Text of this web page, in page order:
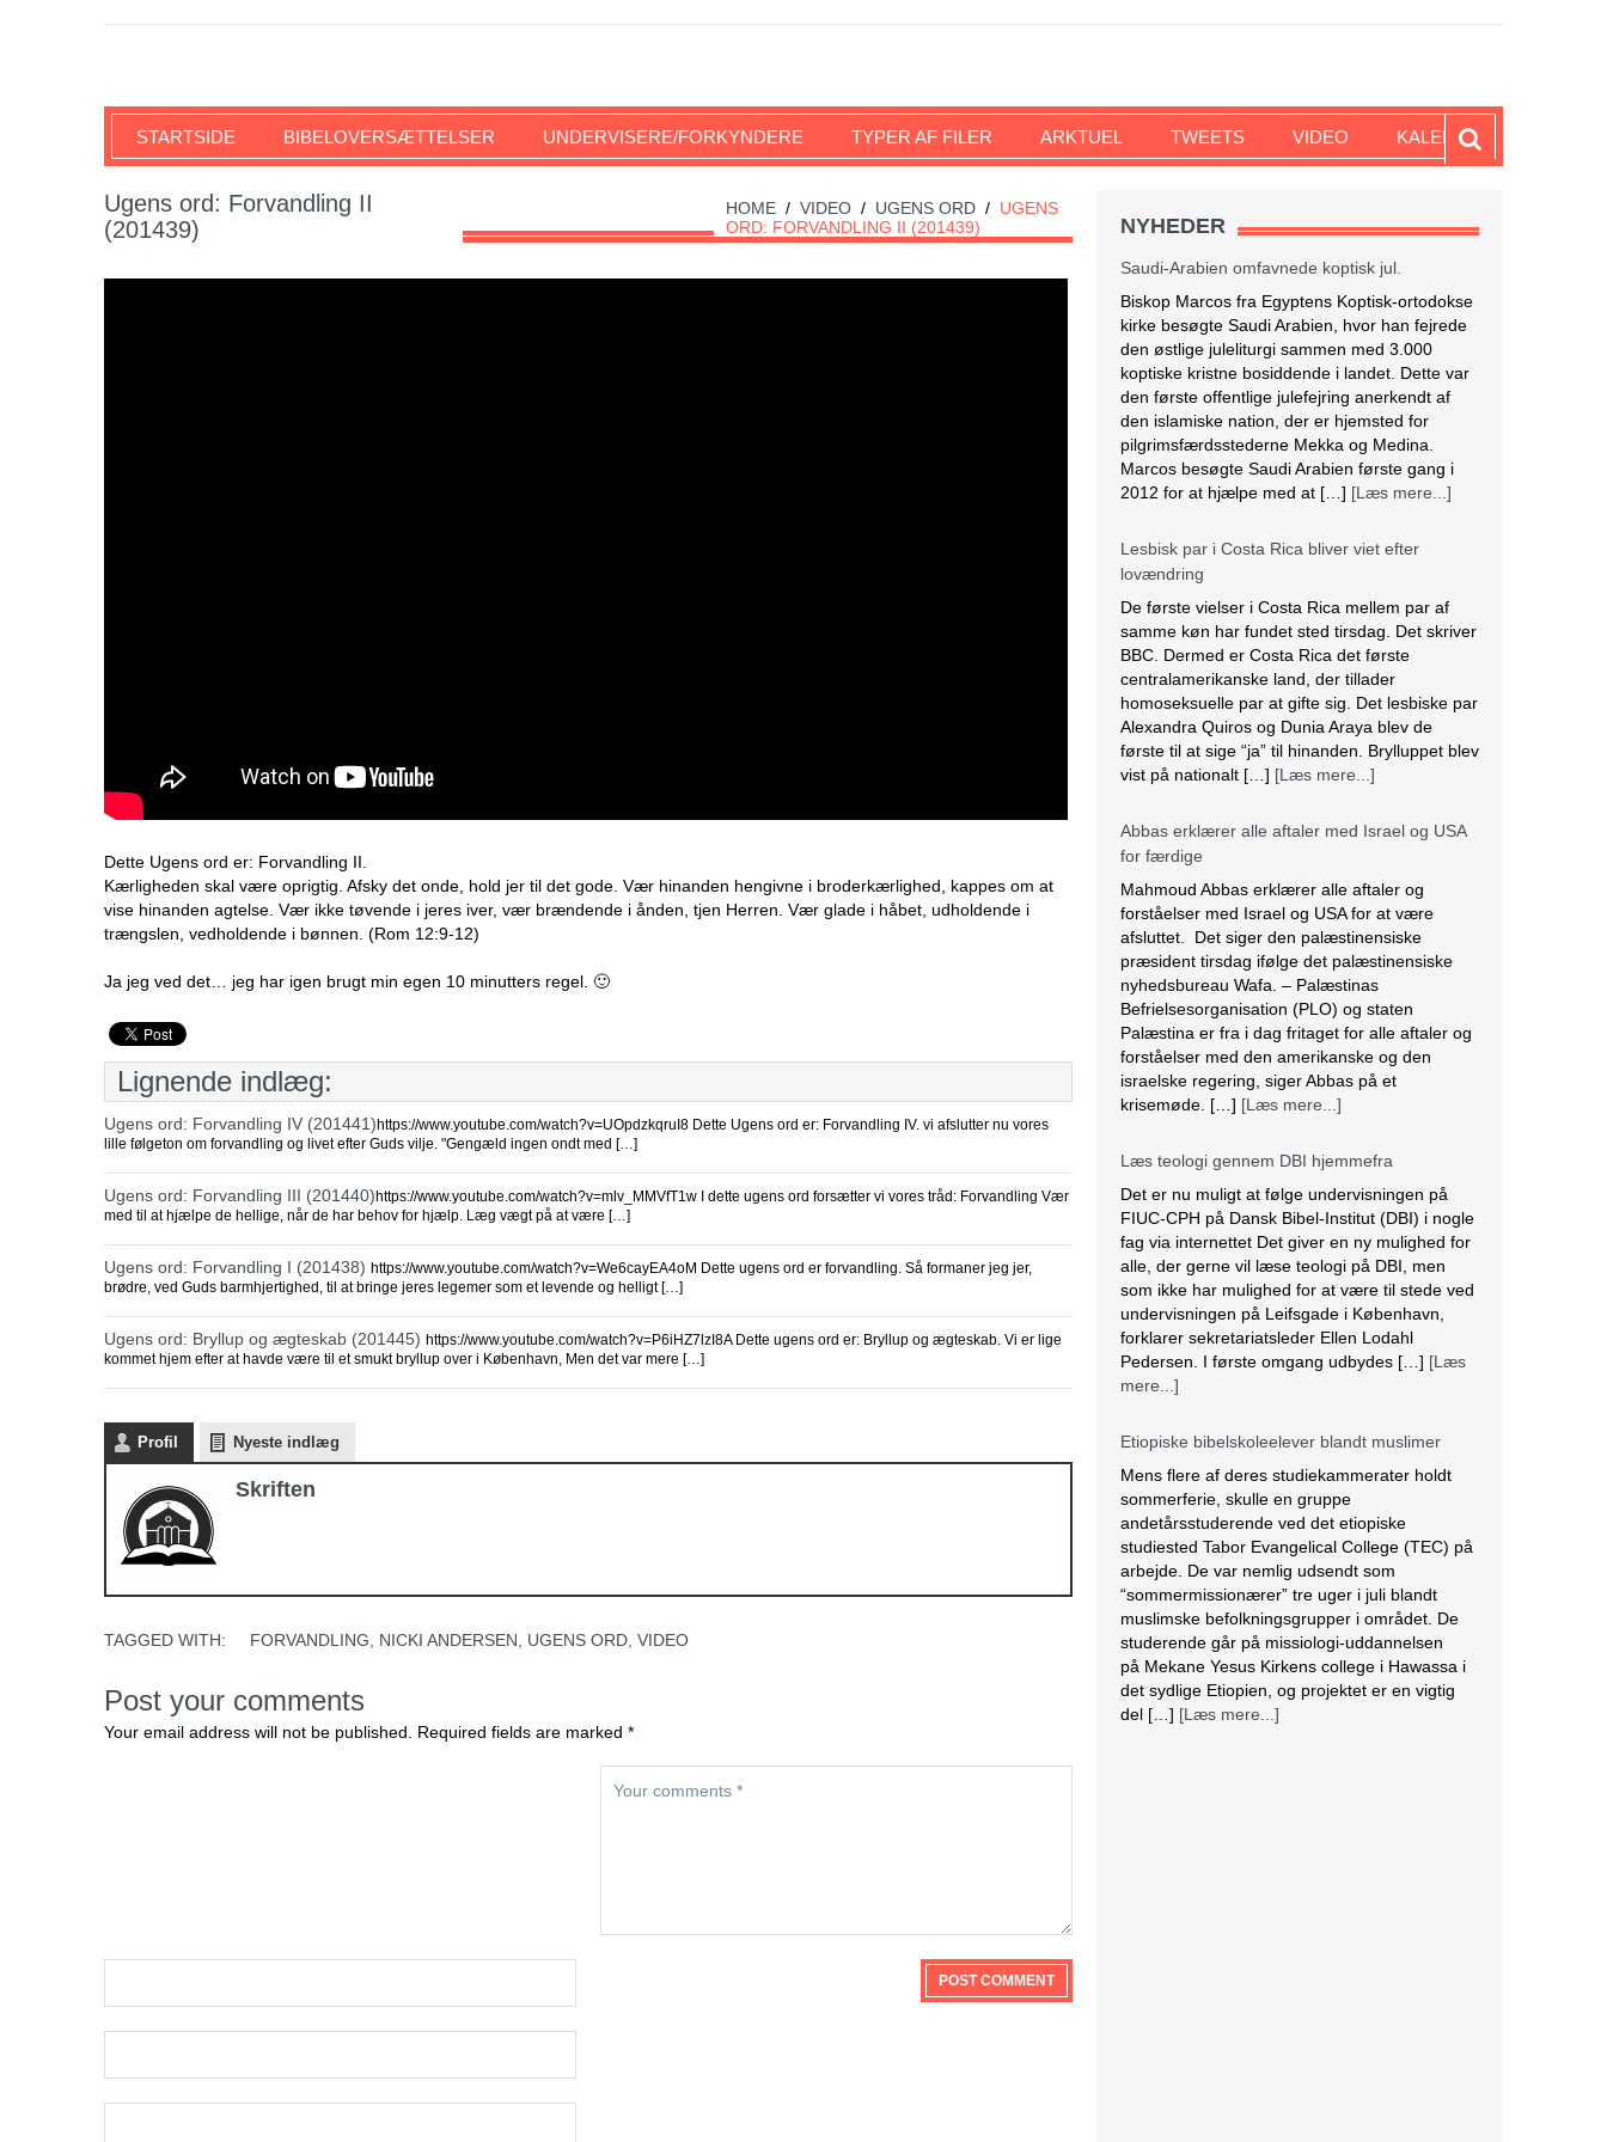
SKRIFTEN
STARTSIDE BIBELOVERSÆTTELSER UNDERVISERE/FORKYNDERE TYPER AF FILER ARKTUEL TWEETS VIDEO KALENDER
HOME / VIDEO / UGENS ORD / UGENS
ORD: FORVANDLING II (201439)
Ugens ord: Forvandling II
(201439)
Dette Ugens ord er: Forvandling II.
Kærligheden skal være oprigtig. Afsky det onde, hold jer til det gode. Vær hinanden hengivne i broderkærlighed, kappes om at
vise hinanden agtelse. Vær ikke tøvende i jeres iver, vær brændende i ånden, tjen Herren. Vær glade i håbet, udholdende i
trængslen, vedholdende i bønnen. (Rom 12:9-12)
Ja jeg ved det… jeg har igen brugt min egen 10 minutters regel. 🙂
Lignende indlæg:
Ugens ord: Forvandling IV (201441)https://www.youtube.com/watch?v=UOpdzkqruI8 Dette Ugens ord er: Forvandling IV. vi afslutter nu vores
lille følgeton om forvandling og livet efter Guds vilje. "Gengæld ingen ondt med […]
Ugens ord: Forvandling III (201440)https://www.youtube.com/watch?v=mlv_MMVfT1w I dette ugens ord forsætter vi vores tråd: Forvandling Vær
med til at hjælpe de hellige, når de har behov for hjælp. Læg vægt på at være […]
Ugens ord: Forvandling I (201438) https://www.youtube.com/watch?v=We6cayEA4oM Dette ugens ord er forvandling. Så formaner jeg jer,
brødre, ved Guds barmhjertighed, til at bringe jeres legemer som et levende og helligt […]
Ugens ord: Bryllup og ægteskab (201445) https://www.youtube.com/watch?v=P6iHZ7lzI8A Dette ugens ord er: Bryllup og ægteskab. Vi er lige
kommet hjem efter at havde være til et smukt bryllup over i København, Men det var mere […]
Profil Nyeste indlæg
Skriften
TAGGED WITH: FORVANDLING NICKI ANDERSEN UGENS ORD VIDEO
Post your comments
Your email address will not be published. Required fields are marked *
NYHEDER
Saudi-Arabien omfavnede koptisk jul.
Biskop Marcos fra Egyptens Koptisk-ortodokse
kirke besøgte Saudi Arabien, hvor han fejrede
den østlige juleliturgi sammen med 3.000
koptiske kristne bosiddende i landet. Dette var
den første offentlige julefejring anerkendt af
den islamiske nation, der er hjemsted for
pilgrimsfærdsstederne Mekka og Medina.
Marcos besøgte Saudi Arabien første gang i
2012 for at hjælpe med at […] [Læs mere...]
Lesbisk par i Costa Rica bliver viet efter
lovændring
De første vielser i Costa Rica mellem par af
samme køn har fundet sted tirsdag. Det skriver
BBC. Dermed er Costa Rica det første
centralamerikanske land, der tillader
homoseksuelle par at gifte sig. Det lesbiske par
Alexandra Quiros og Dunia Araya blev de
første til at sige “ja” til hinanden. Brylluppet blev
vist på nationalt […] [Læs mere...]
Abbas erklærer alle aftaler med Israel og USA
for færdige
Mahmoud Abbas erklærer alle aftaler og
forståelser med Israel og USA for at være
afsluttet. Det siger den palæstinensiske
præsident tirsdag ifølge det palæstinensiske
nyhedsbureau Wafa. – Palæstinas
Befrielsesorganisation (PLO) og staten
Palæstina er fra i dag fritaget for alle aftaler og
forståelser med den amerikanske og den
israelske regering, siger Abbas på et
krisemøde. […] [Læs mere...]
Læs teologi gennem DBI hjemmefra
Det er nu muligt at følge undervisningen på
FIUC-CPH på Dansk Bibel-Institut (DBI) i nogle
fag via internettet Det giver en ny mulighed for
alle, der gerne vil læse teologi på DBI, men
som ikke har mulighed for at være til stede ved
undervisningen på Leifsgade i København,
forklarer sekretariatsleder Ellen Lodahl
Pedersen. I første omgang udbydes […] [Læs
mere...]
Etiopiske bibelskoleelever blandt muslimer
Mens flere af deres studiekammerater holdt
sommerferie, skulle en gruppe
andetårsstuderende ved det etiopiske
studiested Tabor Evangelical College (TEC) på
arbejde. De var nemlig udsendt som
“sommermissionærer” tre uger i juli blandt
muslimske befolkningsgrupper i området. De
studerende går på missiologi-uddannelsen
på Mekane Yesus Kirkens college i Hawassa i
det sydlige Etiopien, og projektet er en vigtig
del […] [Læs mere...]